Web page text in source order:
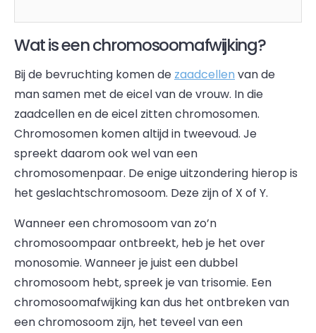
Wat is een chromosoomafwijking?
Bij de bevruchting komen de zaadcellen van de
man samen met de eicel van de vrouw. In die
zaadcellen en de eicel zitten chromosomen.
Chromosomen komen altijd in tweevoud. Je
spreekt daarom ook wel van een
chromosomenpaar. De enige uitzondering hierop is
het geslachtschromosoom. Deze zijn of X of Y.
Wanneer een chromosoom van zo’n
chromosoompaar ontbreekt, heb je het over
monosomie. Wanneer je juist een dubbel
chromosoom hebt, spreek je van trisomie. Een
chromosoomafwijking kan dus het ontbreken van
een chromosoom zijn, het teveel van een